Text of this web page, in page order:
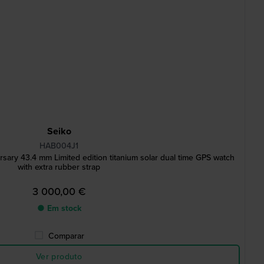
Seiko
HAB004J1
43.4 mm Limited edition titanium solar dual time GPS watch
with extra rubber strap
3 000,00 €
● Em stock
Comparar
Ver produto